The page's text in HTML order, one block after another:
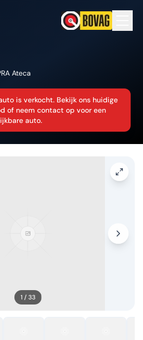
Ateca
is verkocht. Bekijk ons huidige
of neem contact op voor een
auto.
1 /33